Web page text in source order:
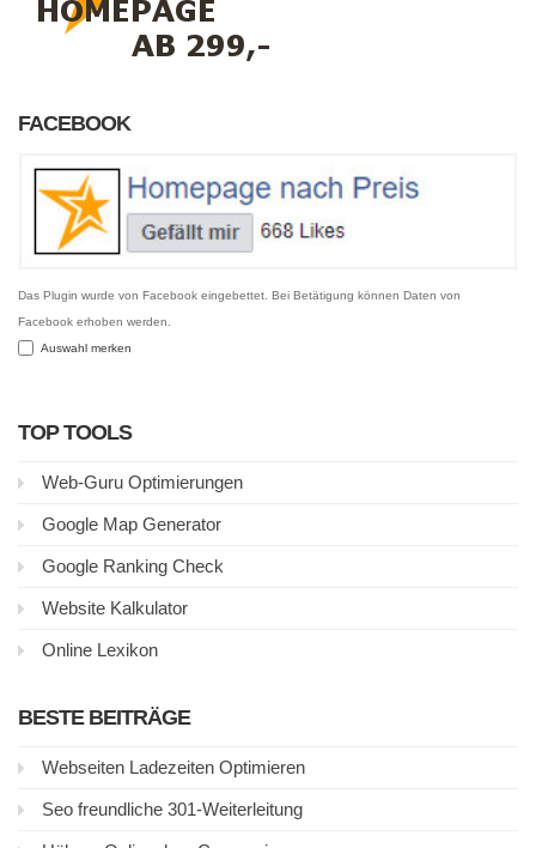
FACEBOOK
Das Plugin wurde von Facebook eingebettet. Bei Betätigung können Daten von
Facebook erhoben werden.
Auswahl merken
TOP TOOLS
Web-Guru Optimierungen
Google Map Generator
Google Ranking Check
Website Kalkulator
Online Lexikon
BESTE BEITRÄGE
Webseiten Ladezeiten Optimieren
Seo freundliche 301-Weiterleitung